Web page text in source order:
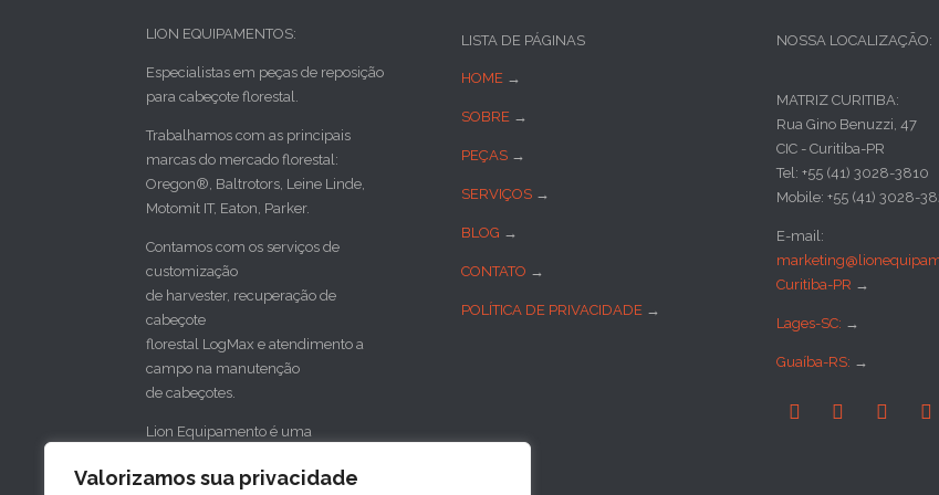
Valorizamos sua privacidade
LION EQUIPAMENTOS:
Especialistas em peças de reposição
para cabeçote florestal.
Trabalhamos com as principais
marcas do mercado florestal:
Oregon®, Baltrotors, Leine Linde,
Motomit IT, Eaton, Parker.
Contamos com os serviços de
customização
de harvester, recuperação de
cabeçote
florestal LogMax e atendimento a
campo na manutenção
de cabeçotes.
Lion Equipamento é uma
sueco SP Maskiner
LISTA DE PÁGINAS
HOME →
SOBRE →
PEÇAS →
SERVIÇOS →
BLOG →
CONTATO →
POLÍTICA DE PRIVACIDADE →
NOSSA LOCALIZAÇÃO:
MATRIZ CURITIBA:
Rua Gino Benuzzi, 47
CIC - Curitiba-PR
Tel: +55 (41) 3028-3810
Mobile: +55 (41) 3028-
E-mail:
Curitiba-PR →
Lages-SC: →
Guaíba-RS: →
   